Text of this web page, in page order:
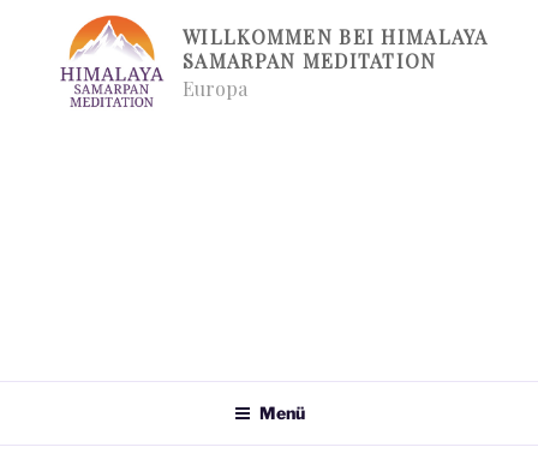
springen
WILLKOMMEN BEI HIMALAYA
SAMARPAN MEDITATION
Europa
Menü